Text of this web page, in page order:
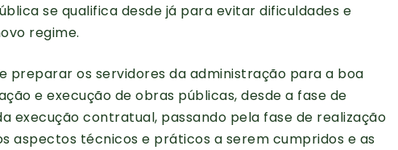
se qualifica desde já para evitar dificuldades e
regime.
preparar os servidores da administração para a boa
e execução de obras públicas, desde a fase de
execução contratual, passando pela fase de realização
aspectos técnicos e práticos a serem cumpridos e as